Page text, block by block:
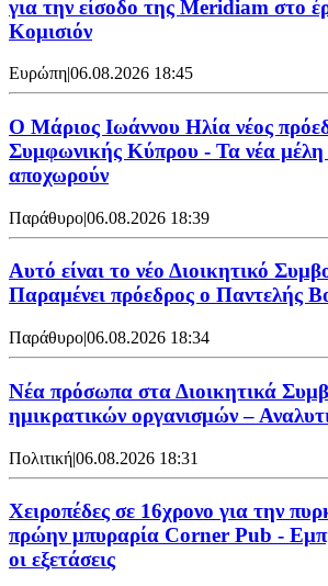
για την είσοδο της Meridiam στο
Κομισιόν
Ευρώπη|06.08.2026 18:45
Ο Μάριος Ιωάννου Ηλία νέος
Συμφωνικής Κύπρου - Τα νέα μέλη
αποχωρούν
Παράθυρο|06.08.2026 18:39
Αυτό είναι το νέο Διοικητικό
Παραμένει πρόεδρος ο Παντελής
Παράθυρο|06.08.2026 18:34
Νέα πρόσωπα στα Διοικητικά
ημικρατικών οργανισμών –
Πολιτική|06.08.2026 18:31
Χειροπέδες σε 16χρονο για την
πρώην μπυραρία Corner Pub -
οι εξετάσεις